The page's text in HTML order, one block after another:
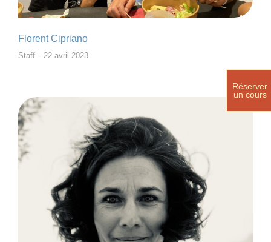
Réserver
un cours
Florent Cipriano
Staff 22 avril 2023